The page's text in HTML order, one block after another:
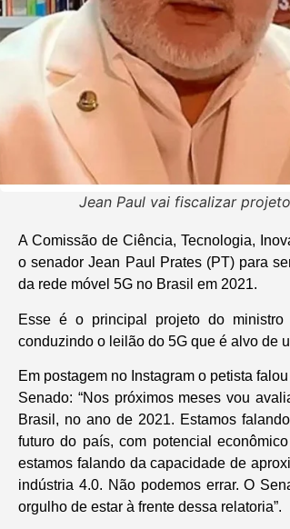
Jean Paul vai fiscalizar
A Comissão de Ciência, Tecnologia,
o senador Jean Paul Prates (PT) para
da rede móvel 5G no Brasil em 2021.
Esse é o principal projeto do
conduzindo o leilão do 5G que é alvo de
Em postagem no Instagram o petista
Senado: “Nos próximos meses vou
Brasil, no ano de 2021. Estamos
futuro do país, com potencial
estamos falando da capacidade de
indústria 4.0. Não podemos errar. O
orgulho de estar à frente dessa relatoria”.